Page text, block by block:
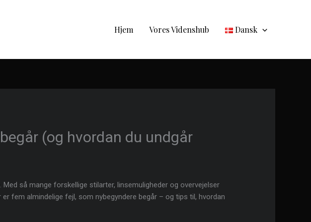
Hjem Vores Videnshub Dansk
(og hvordan du undgår
så mange forskellige stilarter, linsemuligheder og overvejelser
fem almindelige fejl, som nybegyndere begår – og tips til, hvordan